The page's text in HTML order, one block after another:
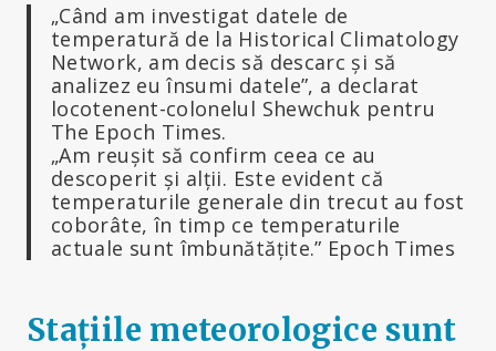
„Când am investigat datele de
temperatură de la Historical Climatology
Network, am decis să descarc și să
analizez eu însumi datele”, a declarat
locotenent-colonelul Shewchuk pentru
The Epoch Times.
„Am reușit să confirm ceea ce au
descoperit și alții. Este evident că
temperaturile generale din trecut au fost
coborâte, în timp ce temperaturile
actuale sunt îmbunătățite.” Epoch Times
Stațiile meteorologice sunt